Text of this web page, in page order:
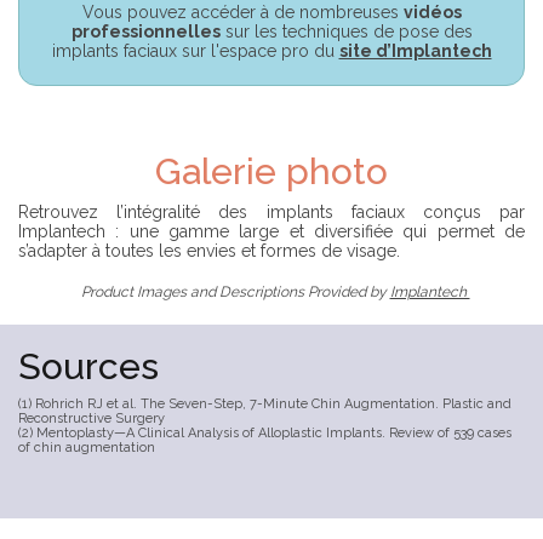
Vous pouvez accéder à de nombreuses vidéos
professionnellessur les techniques de pose des
implants faciaux sur l'espace pro du site d’Implantech
Galerie photo
Retrouvez l’intégralité des implants faciaux conçus par
Implantech : une gamme large et diversifiée qui permet de
s’adapter à toutes les envies et formes de visage.
Product Images and Descriptions Provided by Implantech
Sources
(1) Rohrich RJ et al. The Seven-Step, 7-Minute Chin Augmentation. Plastic and
Reconstructive Surgery
(2) Mentoplasty—A Clinical Analysis of Alloplastic Implants. Review of 539 cases
of chin augmentation